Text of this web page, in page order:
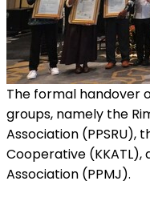
The formal handover
groups, namely the
Association (PPSRU),
Cooperative (KKATL),
Association (PPMJ).